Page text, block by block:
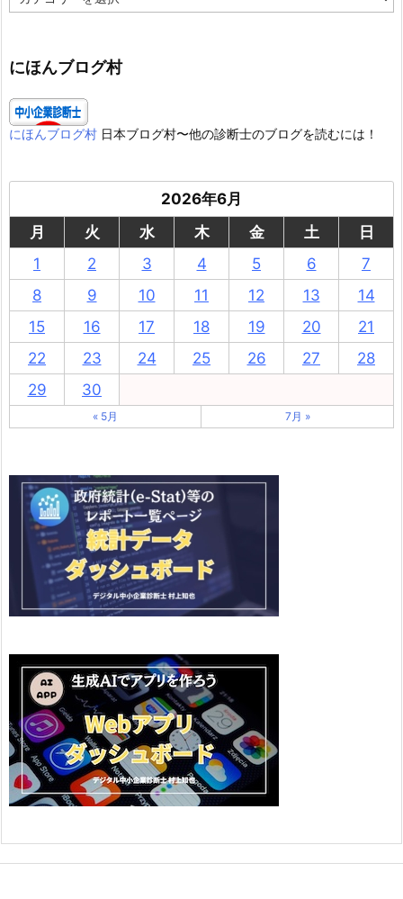
テ
ー
にほんブログ村
にほんブログ村 日本ブログ村〜他の診断士のブログを読むには！
2026年6月
月
火 水 木 金 土
日
1
2 3 4 5 6
7
8
9 10 11 12 13
14
15
16 17 18 19 20
21
22
23 24 25 26 27
28
29
30
« 5月 7月 »